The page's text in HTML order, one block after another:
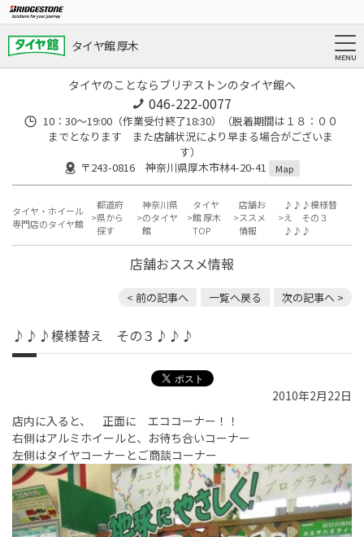
タイヤ館 厚木
タイヤのことならブリヂストンのタイヤ館へ
046-222-0077
10：30～19:00（作業受付終了18:30）（脱着期間は１８：００
までとなります また店舗状況により早まる場合がございま
す）
〒243-0816 神奈川県厚木市林4-20-41
Map
タイヤ・ホイール
専門店のタイヤ館
都道府
県から
探す
神奈川県
のタイヤ
館
タイヤ
館 厚木
TOP
店舗お
ススメ
情報
♪♪♪模様替
え その３
♪♪♪
店舗おススメ情報
< 前の記事へ 一覧へ戻る 次の記事へ >
♪♪♪模様替え その３♪♪♪
2010年2月22日
店内に入ると、 正面に エココーナー！！
右側はアルミホイールと、お待ち合いコーナー
左側はタイヤコーナーとご商談コーナー